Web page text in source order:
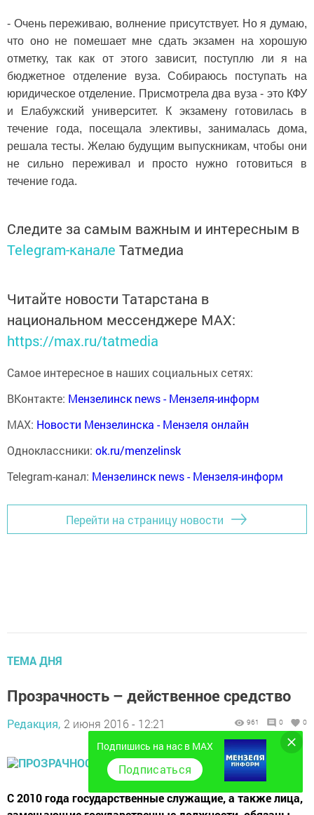
- Очень переживаю, волнение присутствует. Но я думаю,
что оно не помешает мне сдать экзамен на хорошую
отметку, так как от этого зависит, поступлю ли я на
бюджетное отделение вуза. Собираюсь поступать на
юридическое отделение. Присмотрела два вуза - это КФУ
и Елабужский университет. К экзамену готовилась в
течение года, посещала элективы, занималась дома,
решала тесты. Желаю будущим выпускникам, чтобы они
не сильно переживал и просто нужно готовиться в
течение года.
Следите за самым важным и интересным в
Telegram-канале Татмедиа
Читайте новости Татарстана в
национальном мессенджере MАХ:
https://max.ru/tatmedia
Самое интересное в наших социальных сетях:
ВКонтакте: Мензелинск news - Мензеля-информ
MAX: Новости Мензелинска - Мензеля онлайн
Одноклассники: ok.ru/menzelinsk
Telegram-канал: Мензелинск news - Мензеля-информ
Перейти на страницу новости
ТЕМА ДНЯ
Прозрачность – действенное средство
Редакция, 2 июня 2016 - 12:21 961 0 0
С 2010 года государственные служащие, а также лица,
Подпишись на нас в MAX
Подписаться